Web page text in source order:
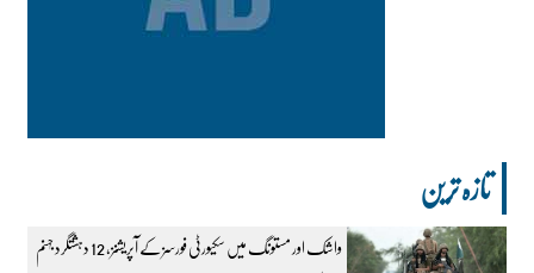
تازہ ترین
واشک اور مستونگ میں سکیورٹی فورسز کے آپریشنز، 12 دہشتگرد جہنم